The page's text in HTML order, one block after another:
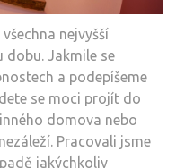
nejvyšší
dobu. Jakmile se
a podepíšeme
se moci projít do
domova nebo
Pracovali jsme
jakýchkoliv